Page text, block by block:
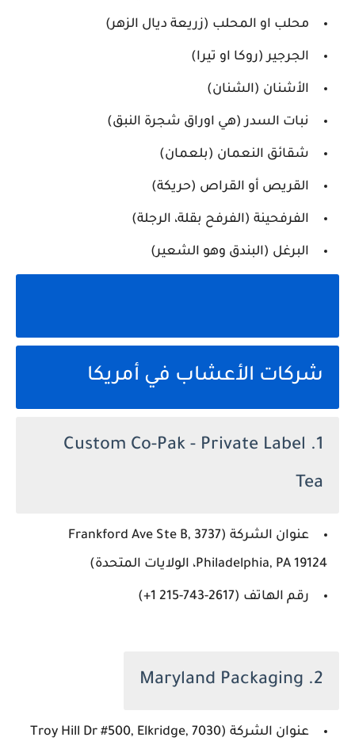
محلب او المحلب (زريعة ديال الزهر)
الجرجير (روكا او تيرا)
الأشنان (الشنان)
نبات السدر (هي اوراق شجرة النبق)
شقائق النعمان (بلعمان)
القريص أو القراص (حريكة)
الفرفحينة (الفرفح بقلة، الرجلة)
البرغل (البندق وهو الشعير)
شركات الأعشاب في أمريكا
1. Custom Co-Pak - Private Label
Tea
عنوان الشركة (3737 Frankford Ave Ste B,
Philadelphia, PA 19124، الولايات المتحدة)
رقم الهاتف (‏‪+1 215-743-2617‬‏)
2. Maryland Packaging
عنوان الشركة (7030 Troy Hill Dr #500, Elkridge,